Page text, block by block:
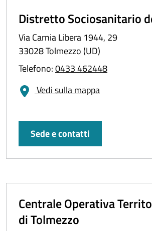
Distretto Sociosanitario
Via Carnia Libera 1944, 29
33028 Tolmezzo (UD)
Telefono:0433 462448
Vedi sulla mappa
Sede e contatti
Centrale Operativa
di Tolmezzo